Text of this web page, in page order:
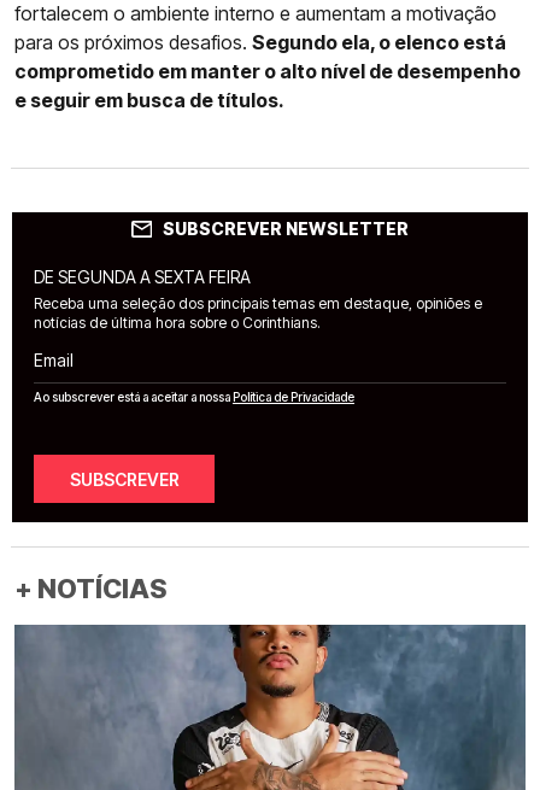
fortalecem o ambiente interno e aumentam a motivação
para os próximos desafios. Segundo ela, o elenco está
comprometido em manter o alto nível de desempenho
e seguir em busca de títulos.
SUBSCREVER NEWSLETTER
DE SEGUNDA A SEXTA FEIRA
Receba uma seleção dos principais temas em destaque, opiniões e
notícias de última hora sobre o Corinthians.
Email
Ao subscrever está a aceitar a nossaPolítica de Privacidade
SUBSCREVER
+ NOTÍCIAS